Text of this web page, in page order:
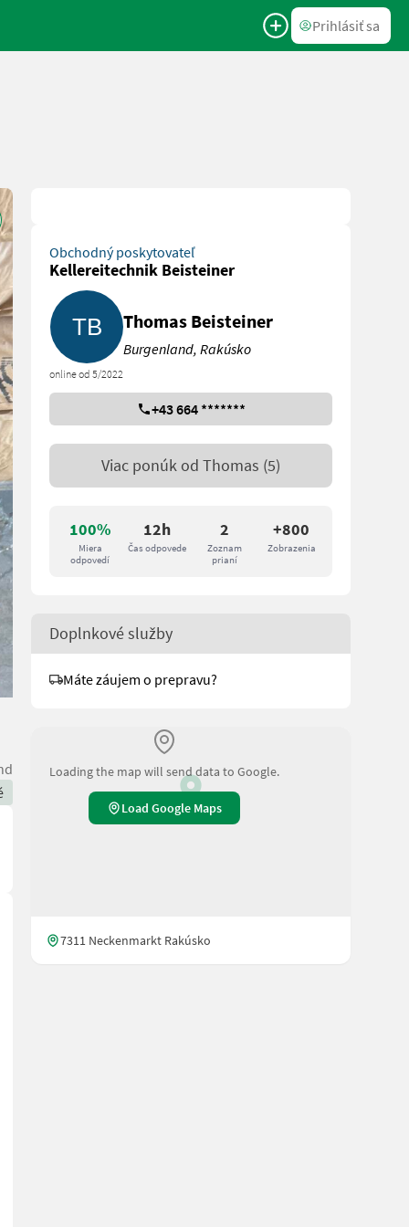
Prihlásiť sa
100%
Miera
odpovedí
12h
Čas odpovede
2
Zoznam
prianí
+800
Zobrazenia
Obchodný poskytovateľ
Kellereitechnik Beisteiner
online od 5/2022
Thomas Beisteiner
Burgenland, Rakúsko
+43 664 *******
Viac ponúk od Thomas (5)
Doplnkové služby
Máte záujem o prepravu?
Loading the map will send data to Google.
Load Google Maps
7311 Neckenmarkt Rakúsko